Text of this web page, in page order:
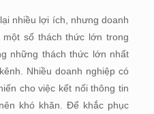
nhiều lợi ích, nhưng doanh
số thách thức lớn trong
những thách thức lớn nhất
Nhiều doanh nghiệp có
cho việc kết nối thông tin
khó khăn. Để khắc phục